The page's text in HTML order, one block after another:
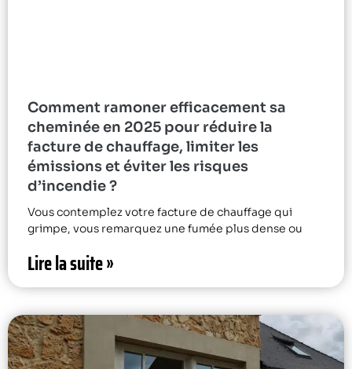
Comment ramoner efficacement sa
cheminée en 2025 pour réduire la
facture de chauffage, limiter les
émissions et éviter les risques
d’incendie ?
Vous contemplez votre facture de chauffage qui
grimpe, vous remarquez une fumée plus dense ou
Lire la suite »